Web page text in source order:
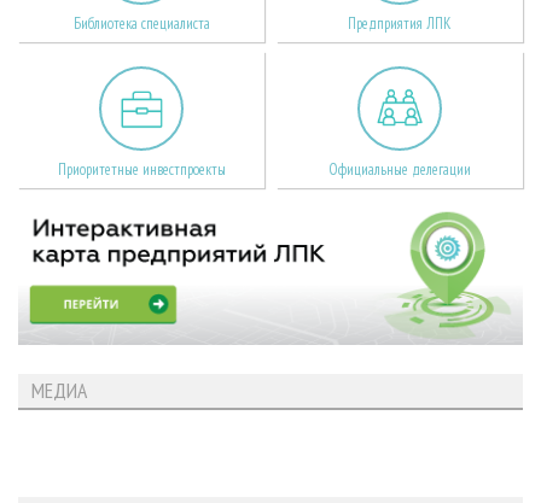
Библиотека специалиста Предприятия ЛПК
Приоритетные инвестпроекты Официальные делегации
МЕДИА